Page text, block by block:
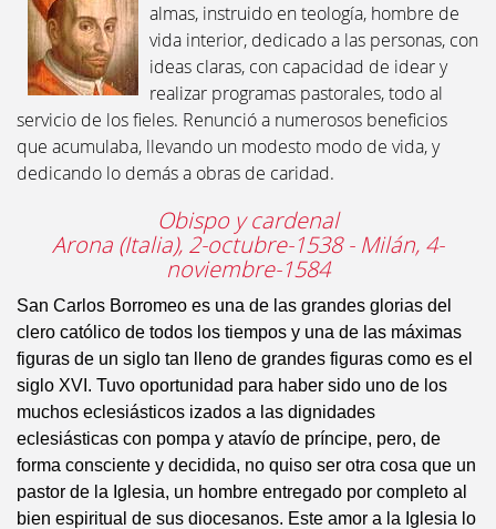
almas, instruido en teología, hombre de
vida interior, dedicado a las personas, con
ideas claras, con capacidad de idear y
realizar programas pastorales, todo al
servicio de los fieles. Renunció a numerosos beneficios
que acumulaba, llevando un modesto modo de vida, y
dedicando lo demás a obras de caridad.
Obispo y cardenal
Arona (Italia), 2-octubre-1538 - Milán, 4-
noviembre-1584
San Carlos Borromeo es una de las grandes glorias del
clero católico de todos los tiempos y una de las máximas
figuras de un siglo tan lleno de grandes figuras como es el
siglo XVI. Tuvo oportunidad para haber sido uno de los
muchos eclesiásticos izados a las dignidades
eclesiásticas con pompa y atavío de príncipe, pero, de
forma consciente y decidida, no quiso ser otra cosa que un
pastor de la Iglesia, un hombre entregado por completo al
bien espiritual de sus diocesanos. Este amor a la Iglesia lo